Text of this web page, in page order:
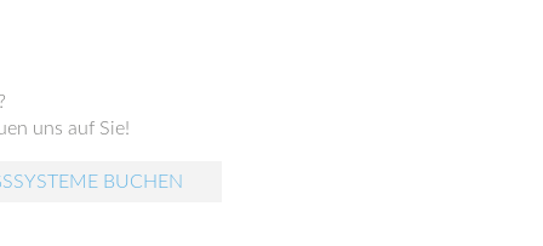
?
uns auf Sie!
BUCHEN